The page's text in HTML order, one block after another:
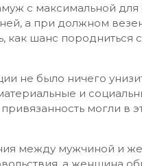
с максимальной
а при должном
как шанс породниться
не было ничего
и
могли в
между мужчиной и